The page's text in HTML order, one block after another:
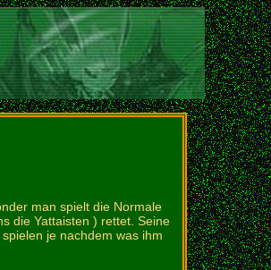
man spielt die Normale
die Yattaisten ) rettet. Seine
je nachdem was ihm